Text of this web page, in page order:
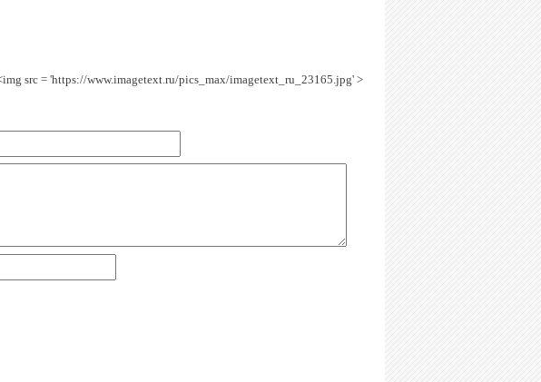
src = 'https://www.imagetext.ru/pics_max/imagetext_ru_23165.jpg' >